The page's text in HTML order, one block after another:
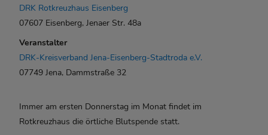
Immer am ersten Donnerstag im Monat findet im
Rotkreuzhaus die örtliche Blutspende statt.
DRK Rotkreuzhaus Eisenberg
07607 Eisenberg, Jenaer Str. 48a
Veranstalter
DRK-Kreisverband Jena-Eisenberg-Stadtroda e.V.
07749 Jena, Dammstraße 32